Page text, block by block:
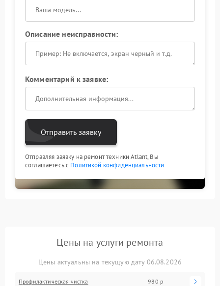
Описание неисправности:
Комментарий к заявке:
Отправить заявку
Отправляя заявку на ремонт техники Atlant, Вы
соглашаетесь с Политикой конфиденциальности
Цены на услуги ремонта
Цены актуальны на текущую дату 06.08.2026
Профилактическая чистка 980 р